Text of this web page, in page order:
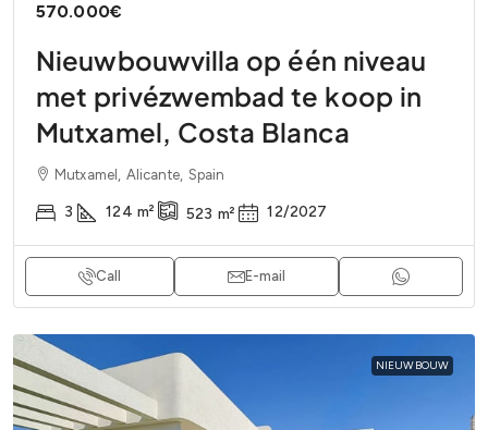
570.000€
Nieuwbouwvilla op één niveau
met privézwembad te koop in
Mutxamel, Costa Blanca
Mutxamel, Alicante, Spain
3 124 m² 523 m² 12/2027
Call E-mail
NIEUWBOUW